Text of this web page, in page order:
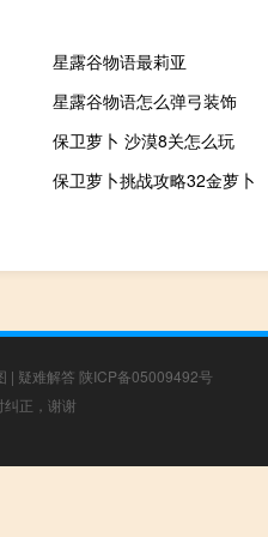
星露谷物语最莉亚
星露谷物语怎么弹弓装饰
保卫萝卜 沙漠8关怎么玩
保卫萝卜挑战攻略32金萝卜
| 疑难解答 陕ICP备05009492号
正，谢谢